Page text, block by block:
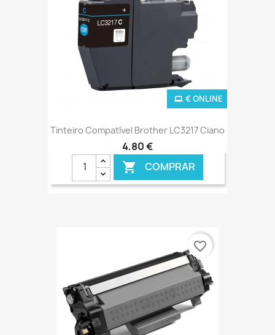
Tinteiro Compatível Brother LC3217 Ciano
4,80 €
 COMPRAR
€ ONLINE
favorite_border